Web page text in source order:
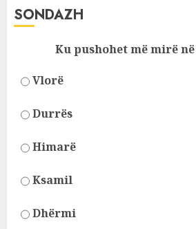
SONDAZH
Ku pushohet më mirë
Vlorë
Durrës
Himarë
Ksamil
Dhërmi